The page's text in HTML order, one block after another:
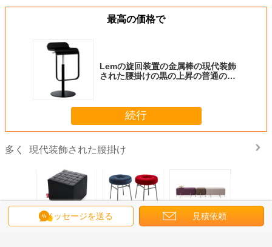
最高の価格で
Lemの旋回装置の金属棒の現代装飾
された腰掛けの黒の上昇の普通のサ
続行
多く 現代装飾された腰掛け
代装飾
中東様式の正方形
の革腰掛け、木フ
装飾される金属の
Ilotのカウンターの
Farbric象の現代装
飾された腰掛けの
れた腰掛
メッセージを送る 見積依頼